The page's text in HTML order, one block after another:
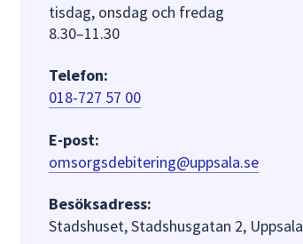
tisdag, onsdag och fredag
8.30–11.30
Telefon:
018-727 57 00
E-post:
omsorgsdebitering@uppsala.se
Besöksadress:
Stadshuset, Stadshusgatan 2, Uppsala